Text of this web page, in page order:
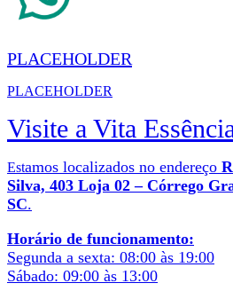
PLACEHOLDER
PLACEHOLDER
Visite a Vita
Estamos localizados no endereço
Silva, 403 Loja 02 – Córrego
SC.
Horário de funcionamento:
Segunda a sexta: 08:00 às 19:00
Sábado: 09:00 às 13:00